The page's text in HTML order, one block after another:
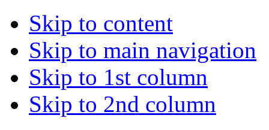
Skip to content
Skip to main navigation
Skip to 1st column
Skip to 2nd column